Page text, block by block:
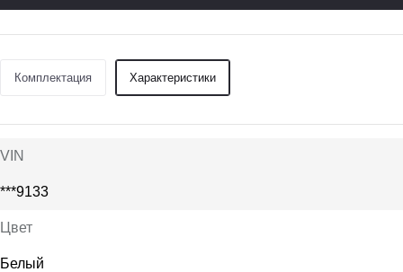
Комплектация Характеристики
VIN
***9133
Цвет
Белый